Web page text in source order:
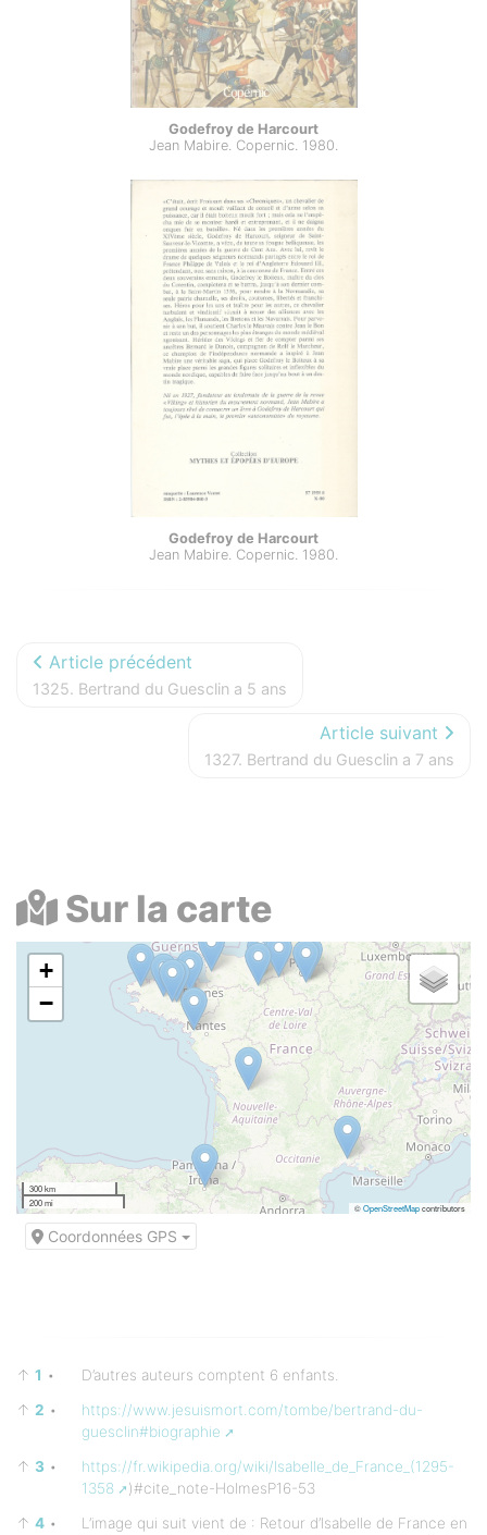
Godefroy de Harcourt
Jean Mabire. Copernic. 1980.
Godefroy de Harcourt
Jean Mabire. Copernic. 1980.
Article précédent
1325. Bertrand du Guesclin a 5 ans
Article suivant
1327. Bertrand du Guesclin a 7 ans
Sur la carte
+
−
300 km
200 mi
©OpenStreetMapcontributors
Coordonnées GPS
↑ 1 •
D’autres auteurs comptent 6 enfants.
↑ 2 •
https://www.jesuismort.com/tombe/bertrand-du-
guesclin#biographie
↑ 3 •
https://fr.wikipedia.org/wiki/Isabelle_de_France_(1295-
1358
)#cite_note-HolmesP16-53
↑ 4 •
L’image qui suit vient de : Retour d’Isabelle de France en